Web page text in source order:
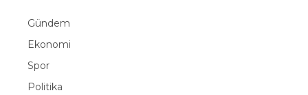
Gündem
Ekonomi
Spor
Politika